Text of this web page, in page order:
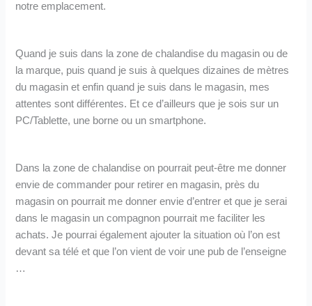
notre emplacement.
Quand je suis dans la zone de chalandise du magasin ou de
la marque, puis quand je suis à quelques dizaines de mètres
du magasin et enfin quand je suis dans le magasin, mes
attentes sont différentes. Et ce d’ailleurs que je sois sur un
PC/Tablette, une borne ou un smartphone.
Dans la zone de chalandise on pourrait peut-être me donner
envie de commander pour retirer en magasin, près du
magasin on pourrait me donner envie d’entrer et que je serai
dans le magasin un compagnon pourrait me faciliter les
achats. Je pourrai également ajouter la situation où l’on est
devant sa télé et que l’on vient de voir une pub de l’enseigne
…